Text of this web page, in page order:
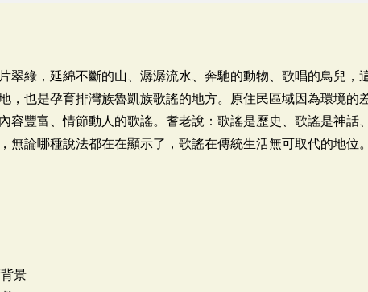
翠綠，延綿不斷的山、潺潺流水、奔馳的動物、歌唱的鳥兒，
，也是孕育排灣族魯凱族歌謠的地方。原住民區域因為環境的
容豐富、情節動人的歌謠。耆老說：歌謠是歷史、歌謠是神話
論哪種說法都在在顯示了，歌謠在傳統生活無可取代的地位。
景